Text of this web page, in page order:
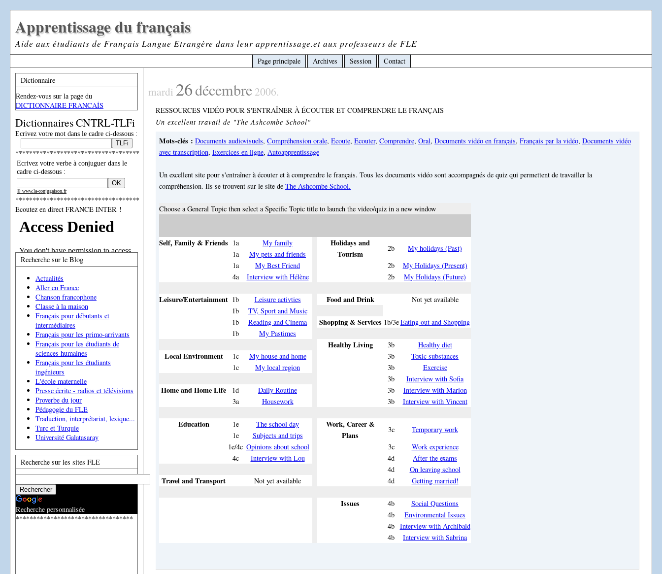
Apprentissage du français
Aide aux étudiants de Français Langue Etrangère dans leur apprentissage.et aux professeurs de FLE
Page principale Archives Session Contact
Dictionnaire
Rendez-vous sur la page du
DICTIONNAIRE FRANCAİS
Dictionnaires CNTRL-TLFi
Ecrivez votre mot dans le cadre ci-dessous :
************************************
Ecrivez votre verbe à conjuguer dans le
cadre ci-dessous :
© www.la-conjugaison.fr
************************************
Ecoutez en direct FRANCE INTER !
Recherche sur le Blog
Actualités
Aller en France
Chanson francophone
Classe à la maison
Français pour débutants et
intermédiaires
Français pour les primo-arrivants
Français pour les étudiants de
sciences humaines
Français pour les étudiants
ingénieurs
L'école maternelle
Presse écrite - radios et télévisions
Proverbe du jour
Pédagogie du FLE
Traduction, interprétariat, lexique...
Turc et Turquie
Université Galatasaray
Recherche sur les sites FLE
Recherche personnalisée
**********************************
mardi 26décembre 2006.
RESSOURCES VIDÉO POUR S'ENTRAÎNER À ÉCOUTER ET COMPRENDRE LE FRANÇAIS
Un excellent travail de "The Ashcombe School"
Mots-clés : Documents audiovisuels, Compréhension orale, Ecoute, Ecouter, Comprendre, Oral, Documents vidéo en français, Français par la vidéo, Documents vidéo
avec transcription, Exercices en ligne, Autoapprentissage
Un excellent site pour s'entraîner à écouter et à comprendre le français. Tous les documents vidéo sont accompagnés de quiz qui permettent de travailler la
compréhension. Ils se trouvent sur le site de The Ashcombe School.
Choose a General Topic then select a Specific Topic title to launch the video/quiz in a new window
Self, Family & Friends 1a
My family
1a
My pets and friends
1a
My Best Friend
4a
Interview with Hélène
Leisure/Entertainment 1b
Leisure activties
1b
TV, Sport and Music
1b
Reading and Cinema
1b
My Pastimes
Local Environment 1c
My house and home
1c
My local region
Home and Home Life 1d
Daily Routine
3a
Housework
Education 1e
The school day
1e
Subjects and trips
1e/4c Opinions about school
4c
Interview with Lou
Travel and Transport Not yet available
Holidays and
Tourism
2b
My holidays (Past)
2b
My Holidays (Present)
2b
My Holidays (Future)
Food and Drink Not yet available
Shopping & Services 1b/3eEating out and Shopping
Healthy Living 3b
Healthy diet
3b
Toxic substances
3b
Exercise
3b
Interview with Sofia
3b
Interview with Marion
3b
Interview with Vincent
Work, Career &
Plans
3c
Temporary work
3c
Work experience
4d
After the exams
4d
On leaving school
4d
Getting married!
Issues 4b
Social Questions
4b
Environmental Issues
4b Interview with Archibald
4b
Interview with Sabrina